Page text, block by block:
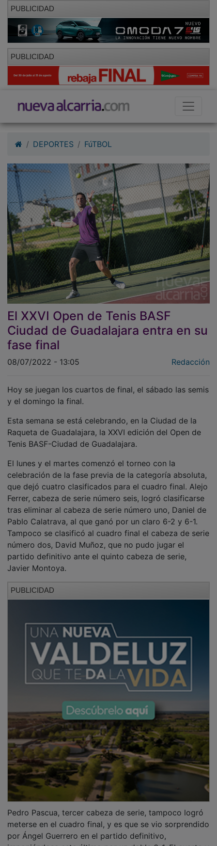
PUBLICIDAD
PUBLICIDAD
El XXVI Open de Tenis BASF
Ciudad de Guadalajara entra en su
fase final
y el domingo la final.
Raqueta de Guadalajara, la XXVI edición del Open de
Tenis BASF-Ciudad de Guadalajara.
celebración de la fase previa de la categoría absoluta,
que dejó cuatro clasificados para el cuadro final. Alejo
Ferrer, cabeza de serie número seis, logró clasificarse
tras eliminar al cabeza de serie número uno, Daniel de
Pablo Calatrava, al que ganó por un claro 6-2 y 6-1.
Tampoco se clasificó al cuadro final el cabeza de serie
número dos, David Muñoz, que no pudo jugar el
partido definitivo ante el quinto cabeza de serie,
Javier Montoya.
meterse en el cuadro final, y es que se vio sorprendido
por Ángel Guerrero en el partido definitivo,
imponiéndose este último por un doble 6-1. El cuarto y